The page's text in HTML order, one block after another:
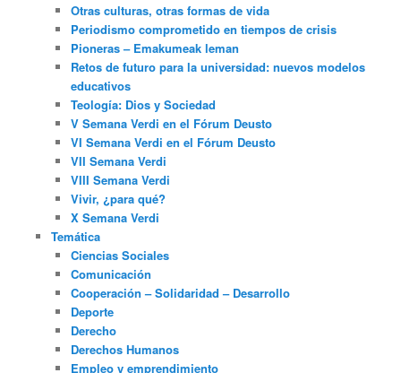
Otras culturas, otras formas de vida
Periodismo comprometido en tiempos de crisis
Pioneras – Emakumeak leman
Retos de futuro para la universidad: nuevos modelos
educativos
Teología: Dios y Sociedad
V Semana Verdi en el Fórum Deusto
VI Semana Verdi en el Fórum Deusto
VII Semana Verdi
VIII Semana Verdi
Vivir, ¿para qué?
X Semana Verdi
Temática
Ciencias Sociales
Comunicación
Cooperación – Solidaridad – Desarrollo
Deporte
Derecho
Derechos Humanos
Empleo y emprendimiento